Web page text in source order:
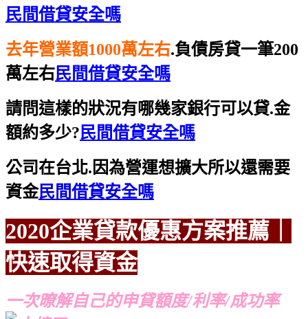
民間借貸安全嗎
去年營業額1000萬左右.負債房貸一筆200
萬左右民間借貸安全嗎
請問這樣的狀況有哪幾家銀行可以貸.金
額約多少? 民間借貸安全嗎
公司在台北.因為營運想擴大所以還需要
資金民間借貸安全嗎
2020企業貸款優惠方案推薦｜
快速取得資金
一次暸解自己的申貸額度/利率/成功率